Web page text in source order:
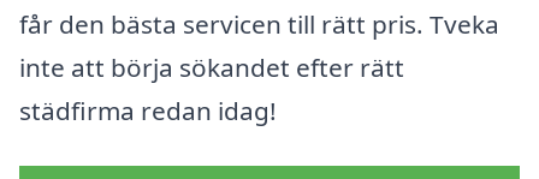
får den bästa servicen till rätt pris. Tveka
inte att börja sökandet efter rätt
städfirma redan idag!